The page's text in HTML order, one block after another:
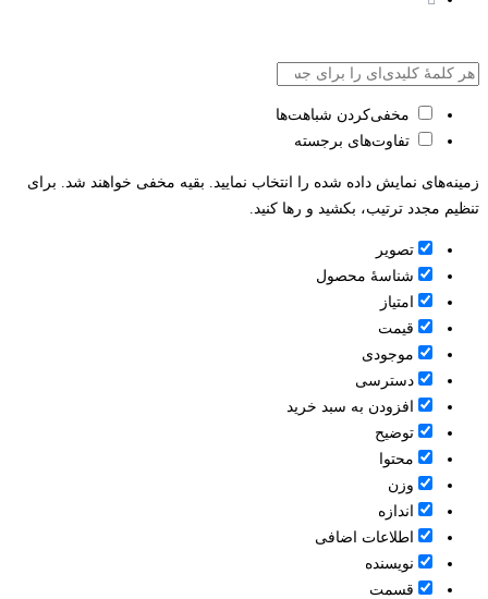
مخفی‌کردن شباهت‌ها
تفاوت‌های برجسته
زمینه‌های نمایش داده شده را انتخاب نمایید. بقیه مخفی خواهند شد. برای
تنظیم مجدد ترتیب، بکشید و رها کنید.
تصویر
شناسۀ محصول
امتیاز
قيمت
موجودی
دسترسی
افزودن به سبد خرید
توضیح
محتوا
وزن
اندازه
اطلاعات اضافی
نویسنده
قسمت